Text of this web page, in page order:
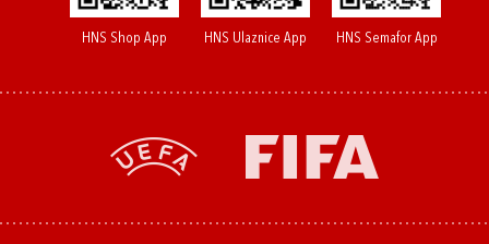
HNS Shop App HNS Ulaznice App HNS Semafor App